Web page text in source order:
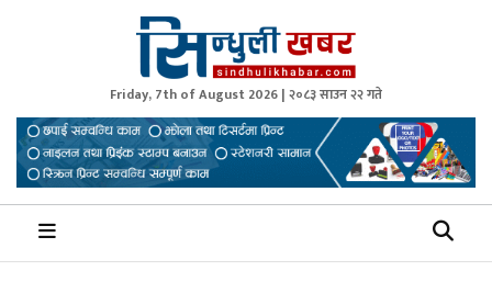
Sindhuli Khabar
News from Sindhuli Nepal
Friday, 7th of August 2026 | २०८३ साउन २२ गते